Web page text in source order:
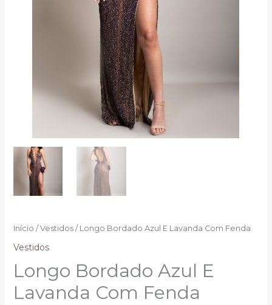
Início / Vestidos/ Longo Bordado Azul E Lavanda Com Fenda
Vestidos
Longo Bordado Azul E
Lavanda Com Fenda